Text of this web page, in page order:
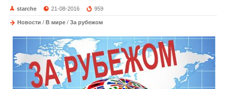
starche 21-08-2016 959
Новости / В мире / За рубежом